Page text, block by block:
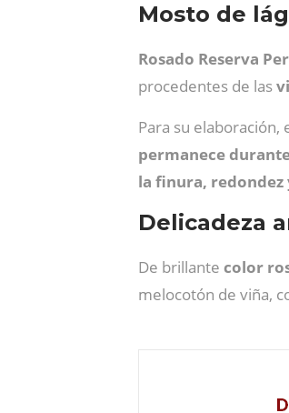
Mosto de
Rosado Reserva
procedentes de las
Para su elaboración,
permanece
la finura, redondez
Delicadeza
De brillante color
melocotón de viña,